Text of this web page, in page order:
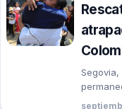
Segovia,
en un